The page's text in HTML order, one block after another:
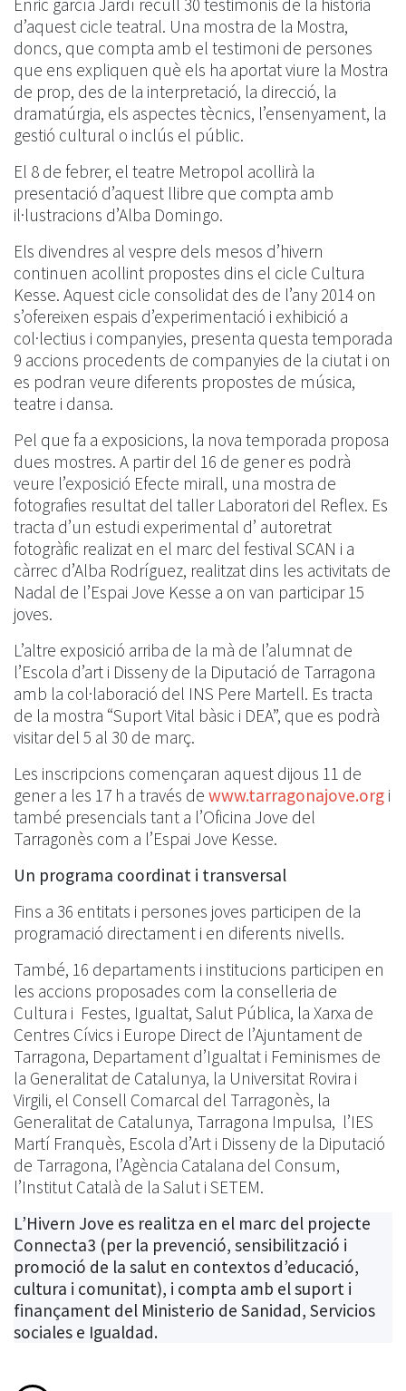
d’aquest cicle teatral. Una mostra de la Mostra,
doncs, que compta amb el testimoni de persones
que ens expliquen què els ha aportat viure la Mostra
de prop, des de la interpretació, la direcció, la
dramatúrgia, els aspectes tècnics, l’ensenyament, la
gestió cultural o inclús el públic.
El 8 de febrer, el teatre Metropol acollirà la
presentació d’aquest llibre que compta amb
il·lustracions d’Alba Domingo.
Els divendres al vespre dels mesos d’hivern
continuen acollint propostes dins el cicle Cultura
Kesse. Aquest cicle consolidat des de l’any 2014 on
s’ofereixen espais d’experimentació i exhibició a
col·lectius i companyies, presenta questa temporada
9 accions procedents de companyies de la ciutat i on
es podran veure diferents propostes de música,
teatre i dansa.
Pel que fa a exposicions, la nova temporada proposa
dues mostres. A partir del 16 de gener es podrà
veure l’exposició Efecte mirall, una mostra de
fotografies resultat del taller Laboratori del Reflex. Es
tracta d’un estudi experimental d’ autoretrat
fotogràfic realizat en el marc del festival SCAN i a
càrrec d’Alba Rodríguez, realitzat dins les activitats de
Nadal de l’Espai Jove Kesse a on van participar 15
joves.
L’altre exposició arriba de la mà de l’alumnat de
l’Escola d’art i Disseny de la Diputació de Tarragona
amb la col·laboració del INS Pere Martell. Es tracta
de la mostra “Suport Vital bàsic i DEA”, que es podrà
visitar del 5 al 30 de març.
Les inscripcions començaran aquest dijous 11 de
gener a les 17 h a través de www.tarragonajove.org i
també presencials tant a l’Oficina Jove del
Tarragonès com a l’Espai Jove Kesse.
Un programa coordinat i transversal
Fins a 36 entitats i persones joves participen de la
programació directament i en diferents nivells.
També, 16 departaments i institucions participen en
les accions proposades com la conselleria de
Cultura i Festes, Igualtat, Salut Pública, la Xarxa de
Centres Cívics i Europe Direct de l’Ajuntament de
Tarragona, Departament d’Igualtat i Feminismes de
la Generalitat de Catalunya, la Universitat Rovira i
Virgili, el Consell Comarcal del Tarragonès, la
Generalitat de Catalunya, Tarragona Impulsa, l’IES
Martí Franquès, Escola d’Art i Disseny de la Diputació
de Tarragona, l’Agència Catalana del Consum,
l’Institut Català de la Salut i SETEM.
L’Hivern Jove es realitza en el marc del projecte
Connecta3 (per la prevenció, sensibilització i
promoció de la salut en contextos d’educació,
cultura i comunitat), i compta amb el suport i
finançament del Ministerio de Sanidad, Servicios
sociales e Igualdad.